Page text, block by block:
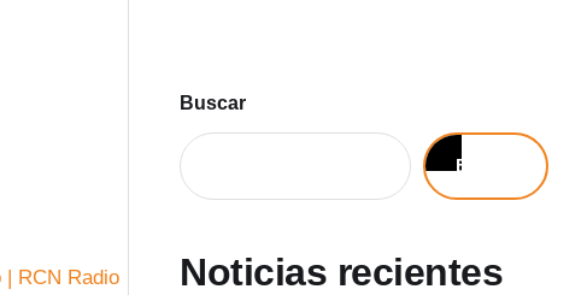
Buscar
Buscar
Noticias recientes